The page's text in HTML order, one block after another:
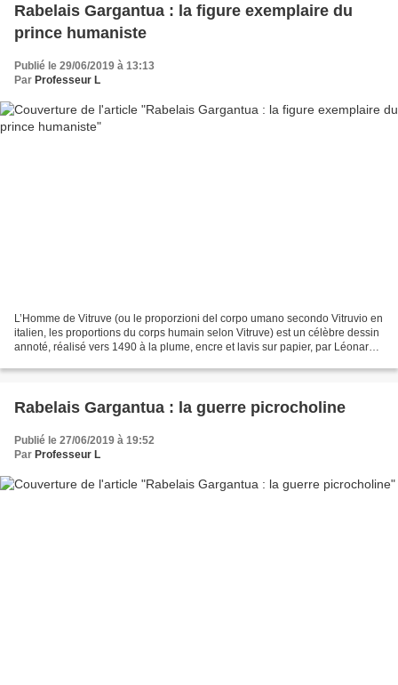
Rabelais Gargantua : la figure exemplaire du
prince humaniste
Publié le 29/06/2019 à 13:13
Par Professeur L
L’Homme de Vitruve (ou le proporzioni del corpo umano secondo Vitruvio en
italien, les proportions du corps humain selon Vitruve) est un célèbre dessin
annoté, réalisé vers 1490 à la plume, encre et lavis sur papier, par Léonard
Rabelais Gargantua : la guerre picrocholine
Publié le 27/06/2019 à 19:52
Par Professeur L